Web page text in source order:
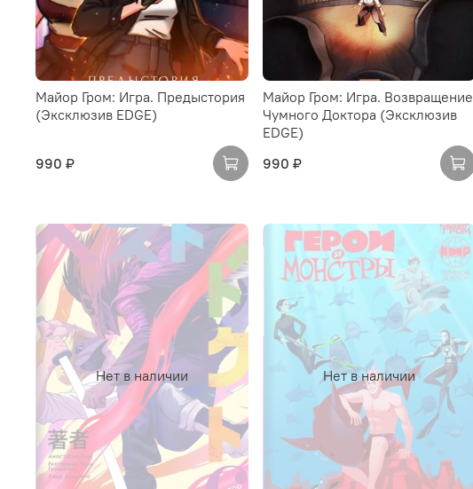
Майор Гром: Игра. Предыстория
(Эксклюзив EDGE)
990 ₽
Майор Гром: Игра. Возвращение
Чумного Доктора (Эксклюзив
EDGE)
990 ₽
Нет в наличии Нет в наличии